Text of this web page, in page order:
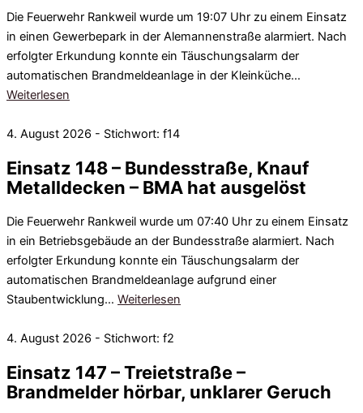
Die Feuerwehr Rankweil wurde um 19:07 Uhr zu einem Einsatz
in einen Gewerbepark in der Alemannenstraße alarmiert. Nach
erfolgter Erkundung konnte ein Täuschungsalarm der
automatischen Brandmeldeanlage in der Kleinküche…
Weiterlesen
4. August 2026 - Stichwort: f14
Einsatz 148 – Bundesstraße, Knauf
Metalldecken – BMA hat ausgelöst
Die Feuerwehr Rankweil wurde um 07:40 Uhr zu einem Einsatz
in ein Betriebsgebäude an der Bundesstraße alarmiert. Nach
erfolgter Erkundung konnte ein Täuschungsalarm der
automatischen Brandmeldeanlage aufgrund einer
Staubentwicklung… Weiterlesen
4. August 2026 - Stichwort: f2
Einsatz 147 – Treietstraße –
Brandmelder hörbar, unklarer Geruch